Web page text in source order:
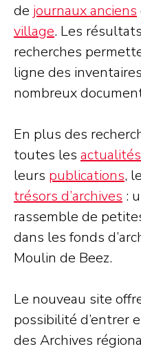
de journaux anciens
village. Les
recherches
ligne des
nombreux
En plus des
toutes les actualités
leurs publications,
trésors d’archives :
rassemble de
dans les fonds
Moulin de Beez.
Le nouveau site
possibilité d’entrer
des Archives